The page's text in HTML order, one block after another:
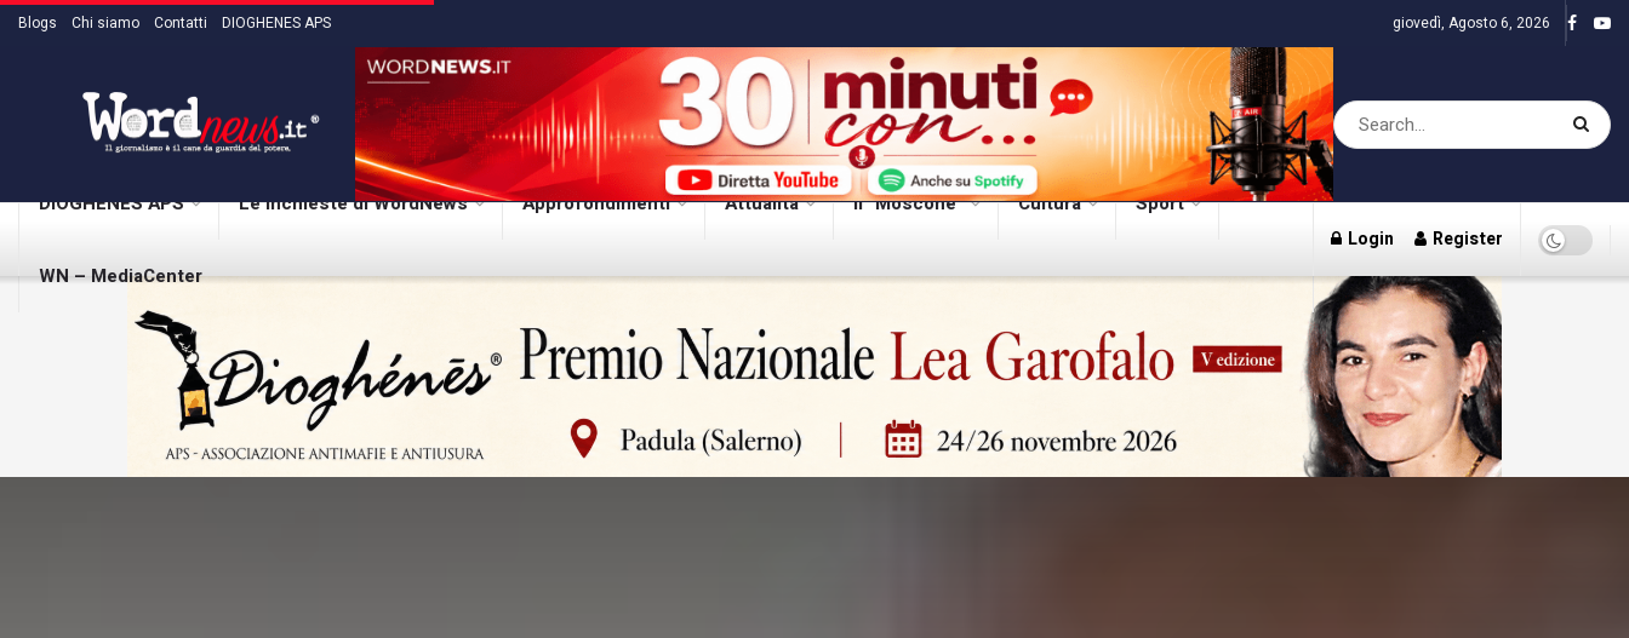
Blogs Chi siamo Contatti DIOGHENES APS giovedì, Agosto 6, 2026
DIOGHENES APS Le inchieste di WordNews Approfondimenti Attualità Il “Moscone” Cultura Sport
WN – MediaCenter
Login Register